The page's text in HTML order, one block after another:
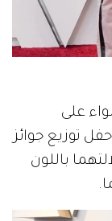
على
توزيع جوائز
إطلالتهما باللون